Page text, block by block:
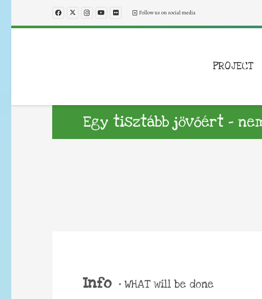
Follow us on social media
PROJECT
Egy tisztább jövőért –
Info • WHAT will be done